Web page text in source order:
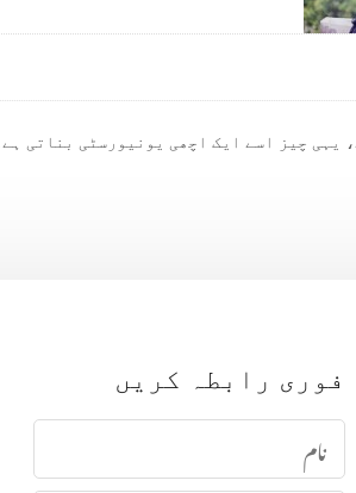
چیز اسے ایک اچھی یونیورسٹی بناتی ہے۔
فوری رابطہ کریں